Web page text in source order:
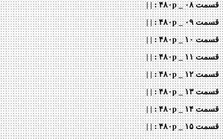
قسمت ۰۸ _ ۴۸۰p : | |
قسمت ۰۹ _ ۴۸۰p : | |
قسمت ۱۰ _ ۴۸۰p : | |
قسمت ۱۱ _ ۴۸۰p : | |
قسمت ۱۲ _ ۴۸۰p : | |
قسمت ۱۳ _ ۴۸۰p : | |
قسمت ۱۴ _ ۴۸۰p : | |
قسمت ۱۵ _ ۴۸۰p : | |